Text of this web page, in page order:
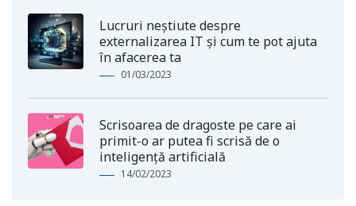
Lucruri neștiute despre
externalizarea IT și cum te pot ajuta
în afacerea ta
01/03/2023
Scrisoarea de dragoste pe care ai
primit-o ar putea fi scrisă de o
inteligență artificială
14/02/2023